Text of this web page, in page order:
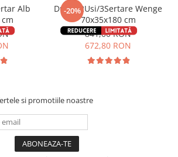
Alb
-20%
Dulap 2Usi/3Sertare Wenge
70x35x180 cm
841,00 RON
672,80 RON
si promotiile noastre